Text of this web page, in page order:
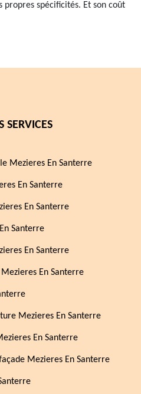
propres spécificités. Et son coût
SERVICES
Mezieres En Santerre
En Santerre
En Santerre
Santerre
En Santerre
En Santerre
Mezieres En Santerre
En Santerre
Mezieres En Santerre